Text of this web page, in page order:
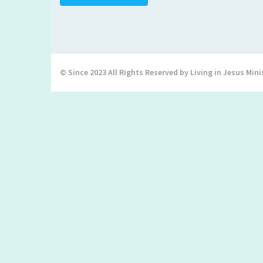
© Since 2023 All Rights Reserved by Living in Jesus